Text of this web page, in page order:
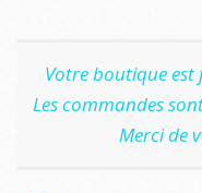
Votre boutique
Les commandes
Merci de